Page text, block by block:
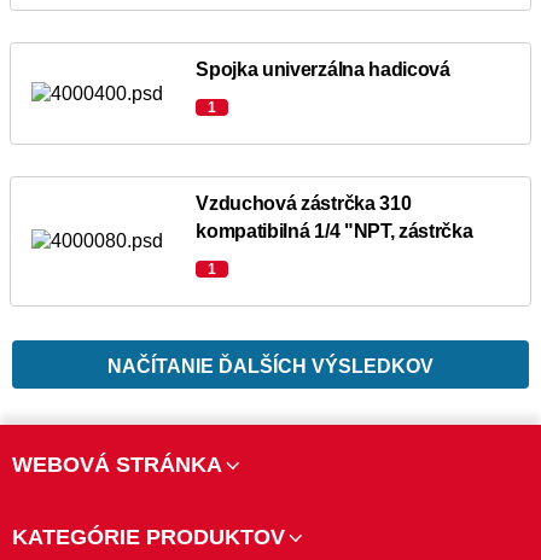
Spojka univerzálna hadicová
1
Vzduchová zástrčka 310
kompatibilná 1/4 "NPT, zástrčka
1
NAČÍTANIE ĎALŠÍCH VÝSLEDKOV
WEBOVÁ STRÁNKA
KATEGÓRIE PRODUKTOV